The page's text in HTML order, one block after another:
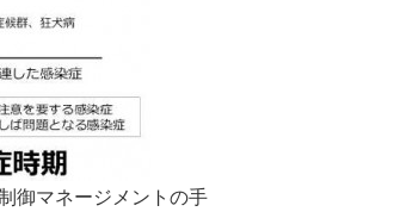
御マネージメントの⼿